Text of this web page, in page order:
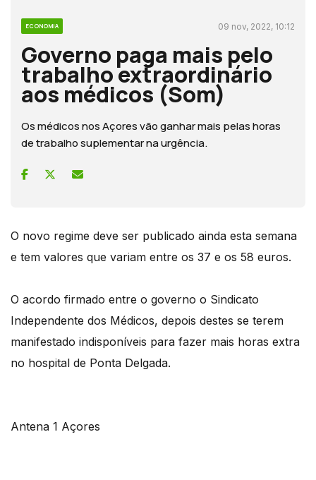
ECONOMIA 09 nov, 2022, 10:12
Governo paga mais pelo
trabalho extraordinário
aos médicos (Som)
Os médicos nos Açores vão ganhar mais pelas horas
de trabalho suplementar na urgência.
O novo regime deve ser publicado ainda esta semana
e tem valores que variam entre os 37 e os 58 euros.
O acordo firmado entre o governo o Sindicato
Independente dos Médicos, depois destes se terem
manifestado indisponíveis para fazer mais horas extra
no hospital de Ponta Delgada.
Antena 1 Açores